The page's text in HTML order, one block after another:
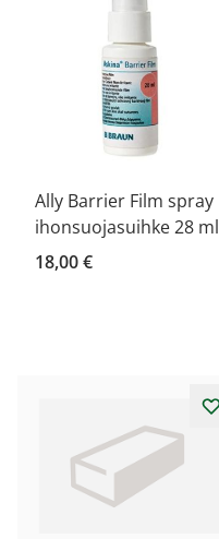
Ally Barrier Film spray
ihonsuojasuihke 28 ml
18,00 €